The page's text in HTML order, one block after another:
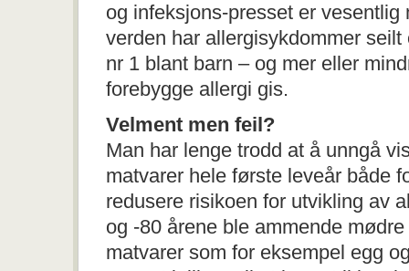
og infeksjons-presset er vesentlig
verden har allergisykdommer
nr 1 blant barn – og mer eller
forebygge allergi gis.
Velment men feil?
Man har lenge trodd at å unngå
matvarer hele første leveår både
redusere risikoen for utvikling av
og -80 årene ble ammende
matvarer som for eksempel egg